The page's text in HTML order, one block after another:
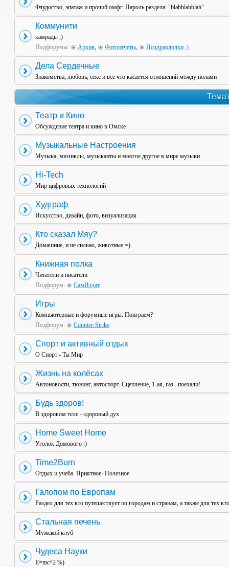
Флудоство, эпатаж и прочий омфг. Пароль раздела: "blahblahblah"
Коммунити
камрады ;)
Подфорумы:
Архив, Фотоотчеты, Поздравлялки :)
Дела Сердечные
Знакомства, любовь, секс и все что касается отношений между полами
Театр и Кино
Обсуждение театра и кино в Омске
Музыкальные Настроения
Музыка, мюзиклы, музыканты и многое другое в мире музыки
Hi-Tech
Мир цифровых технологий
Худграф
Искусство, дизайн, фото, визуализация
Кто сказал Мяу?
Домашние, и не сильно, животные =)
Книжная полка
Читатели и писатели
Подфорум:
СамИздат
Игры
Компьютерные и форумные игры. Поиграем?
Подфорум:
Counter-Strike
Спорт и активный отдых
О Спорт - Ты Мир
Жизнь на колёсах
Автоновости, тюнинг, автоспорт. Сцепление, 1-ая, газ...поехали!
Будь здоров!
В здоровом теле - здоровый дух
Home Sweet Home
Уголок Домового :)
Time2Burn
Отдых и учеба. Приятное+Полезное
Галопом по Европам
Раздел для тех кто путешествует по городам и странам, а также для тех
Стальная печень
Мужской клуб
Чудеса Науки
E=mc^2 %)